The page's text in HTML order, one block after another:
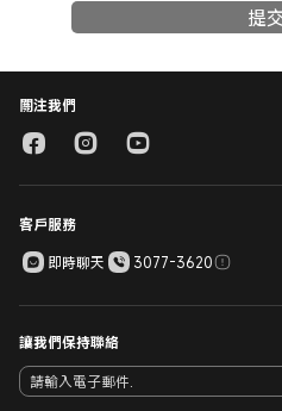
提
關注我們
客戶服務
即時聊天
3077-3620
讓我們保持聯絡